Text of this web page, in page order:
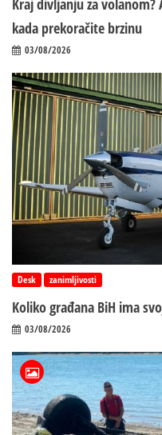
Kraj divljanju za
kada prekoračite brzinu
03/08/2026
Desk zanimljivosti
Koliko građana BiH ima
03/08/2026